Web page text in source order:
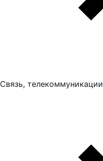
Связь, телекоммуникации